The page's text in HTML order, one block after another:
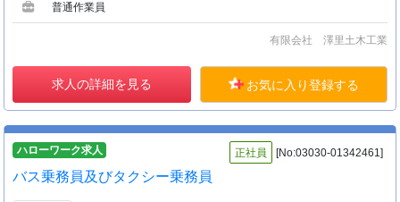
普通作業員
有限会社 澤里土木工業
求人の詳細を見る お気に入り登録する
ハローワーク求人 正社員 [No:03030-01342461]
バス乗務員及びタクシー乗務員